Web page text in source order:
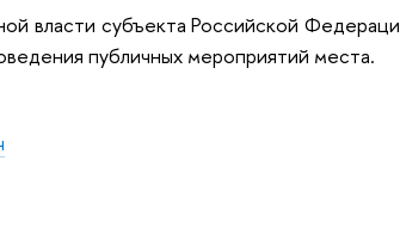
власти субъекта Российской
публичных мероприятий места.